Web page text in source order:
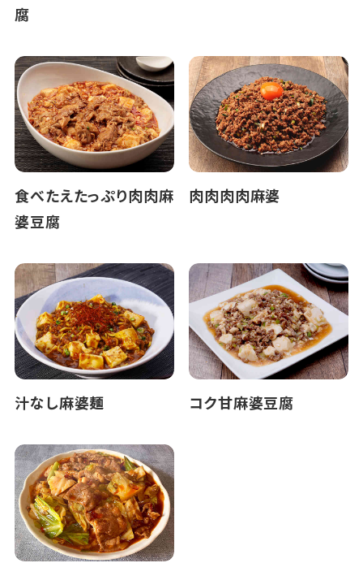
腐
食べたえたっぷり肉肉麻
婆豆腐
肉肉肉肉麻婆
汁なし麻婆麺 コク甘麻婆豆腐